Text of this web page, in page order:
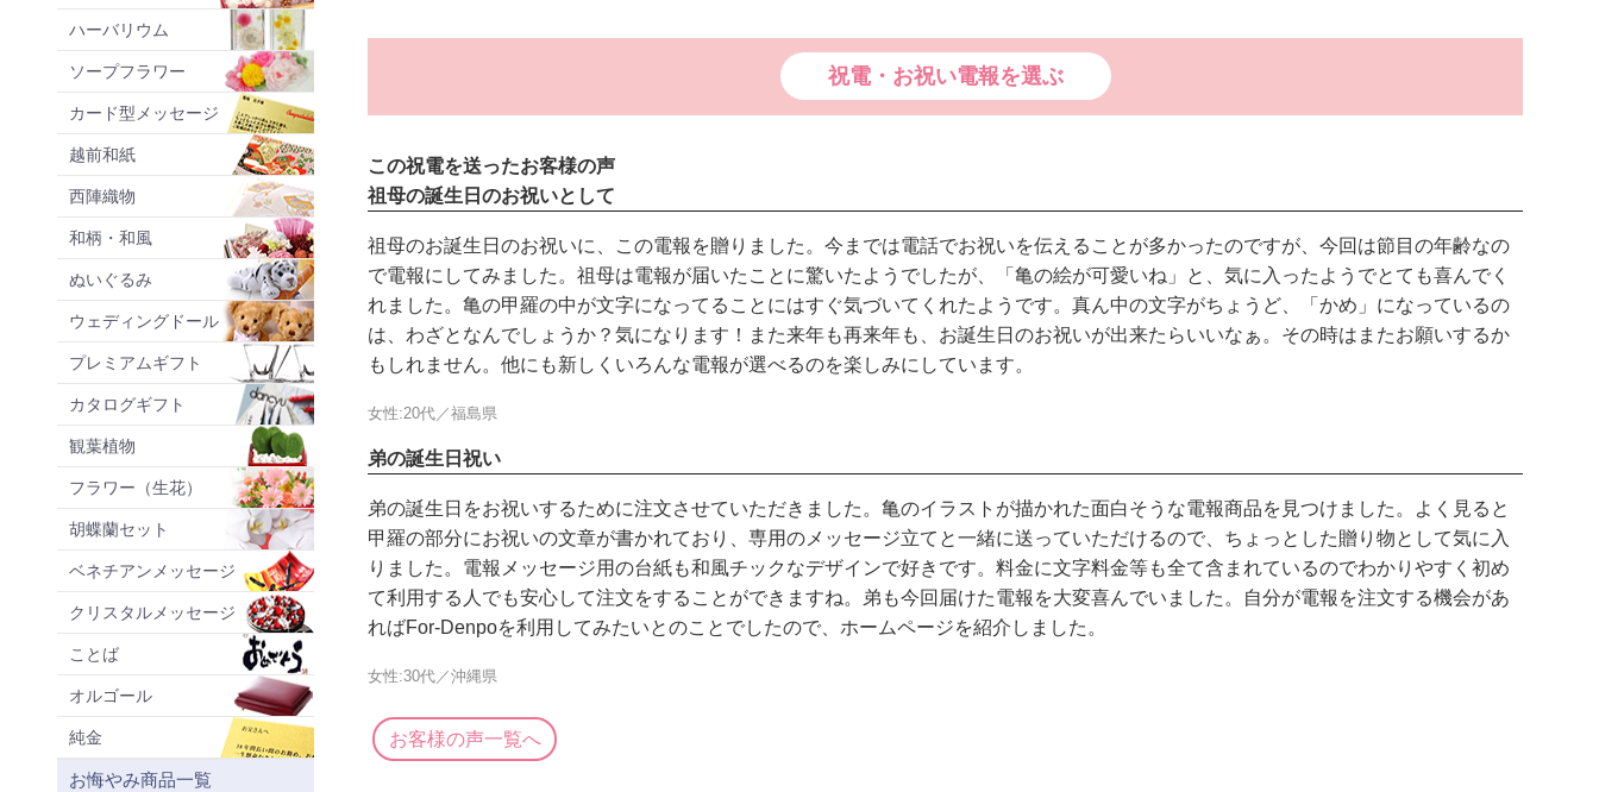
ハーバリウム
ソープフラワー
カード型メッセージ
越前和紙
西陣織物
和柄・和風
ぬいぐるみ
ウェディングドール
プレミアムギフト
カタログギフト
観葉植物
フラワー（生花）
胡蝶蘭セット
ベネチアンメッセージ
クリスタルメッセージ
ことば
オルゴール
純金
お悔やみ商品一覧
祝電・お祝い電報を選ぶ
この祝電を送ったお客様の声
祖母の誕生日のお祝いとして
祖母のお誕生日のお祝いに、この電報を贈りました。今までは電話でお祝いを伝えることが多かったのですが、今回は節目の年齢なの
で電報にしてみました。祖母は電報が届いたことに驚いたようでしたが、「亀の絵が可愛いね」と、気に入ったようでとても喜んでく
れました。亀の甲羅の中が文字になってることにはすぐ気づいてくれたようです。真ん中の文字がちょうど、「かめ」になっているの
は、わざとなんでしょうか？気になります！また来年も再来年も、お誕生日のお祝いが出来たらいいなぁ。その時はまたお願いするか
もしれません。他にも新しくいろんな電報が選べるのを楽しみにしています。
女性:20代／福島県
弟の誕生日祝い
弟の誕生日をお祝いするために注文させていただきました。亀のイラストが描かれた面白そうな電報商品を見つけました。よく見ると
甲羅の部分にお祝いの文章が書かれており、専用のメッセージ立てと一緒に送っていただけるので、ちょっとした贈り物として気に入
りました。電報メッセージ用の台紙も和風チックなデザインで好きです。料金に文字料金等も全て含まれているのでわかりやすく初め
て利用する人でも安心して注文をすることができますね。弟も今回届けた電報を大変喜んでいました。自分が電報を注文する機会があ
ればFor-Denpoを利用してみたいとのことでしたので、ホームページを紹介しました。
女性:30代／沖縄県
お客様の声一覧へ